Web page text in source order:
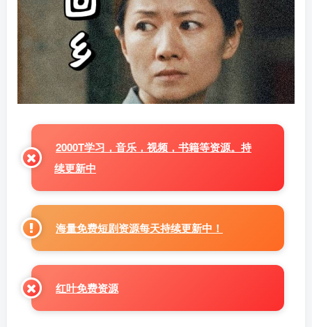
2000T学习，音乐，视频，书籍等资源。持
续更新中
海量免费短剧资源每天持续更新中！
红叶免费资源